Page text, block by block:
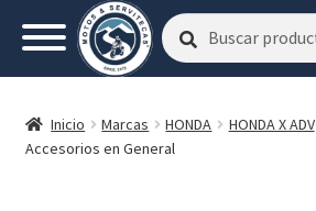
Buscar
por:
Buscar
Inicio Marcas HONDA HONDA X ADV
Accesorios en General